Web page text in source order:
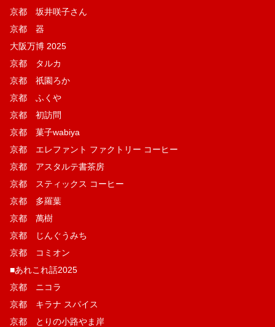
京都 坂井咲子さん
京都 器
大阪万博 2025
京都 タルカ
京都 祇園ろか
京都 ふくや
京都 初訪問
京都 菓子wabiya
京都 エレファント ファクトリー コーヒー
京都 アスタルテ書茶房
京都 スティックス コーヒー
京都 多羅葉
京都 萬樹
京都 じんぐうみち
京都 コミオン
■あれこれ話2025
京都 ニコラ
京都 キラナ スパイス
京都 とりの小路やま岸